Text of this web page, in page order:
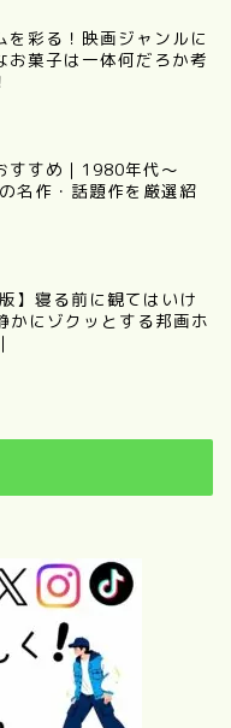
を彩る！映画ジャンルに
お菓子は一体何だろか考
すすめ｜1980年代〜
名作・話題作を厳選紹
】寝る前に観てはいけ
にゾクッとする邦画ホ